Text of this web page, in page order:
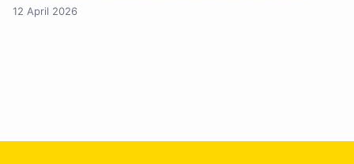
12 April 2026